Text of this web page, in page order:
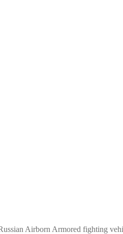
Airborn Armored fighting